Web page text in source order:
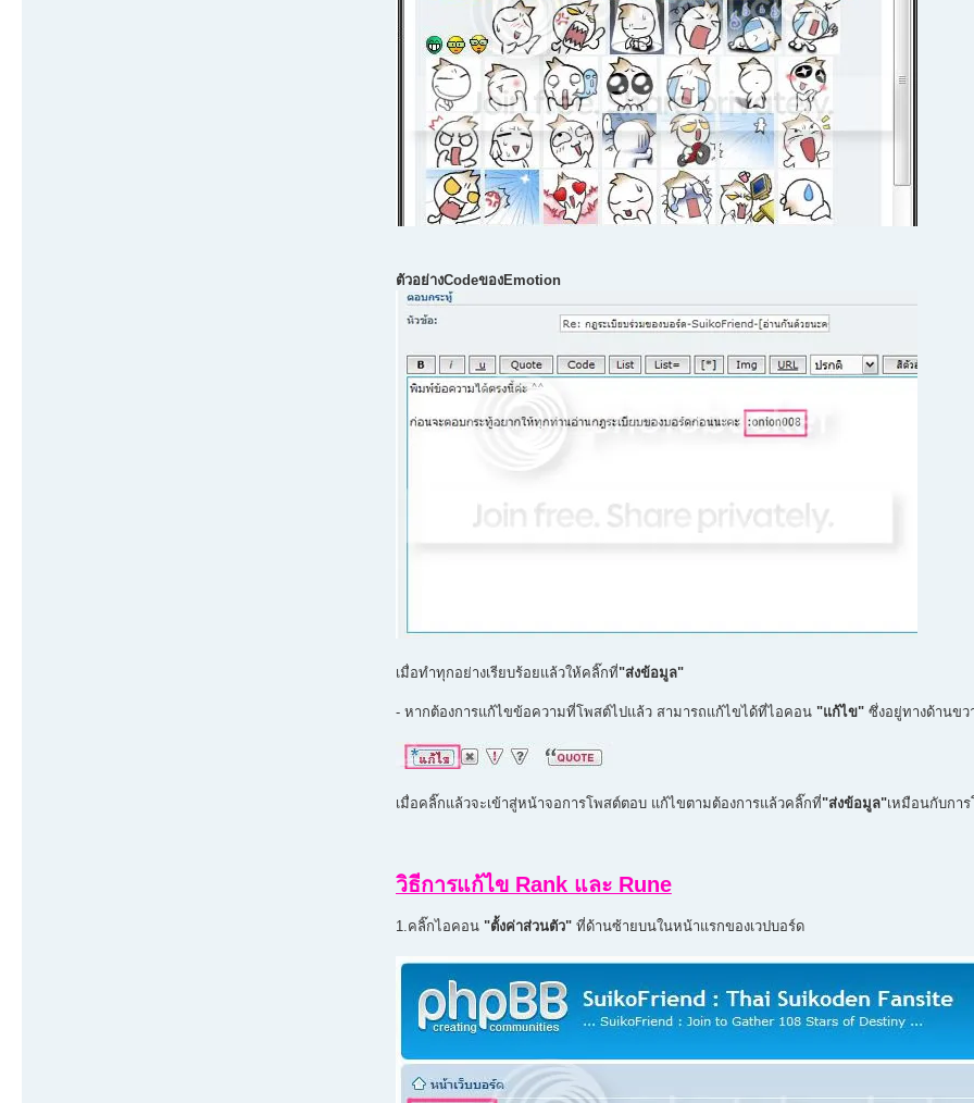
ตัวอย่างCodeของEmotion
เมื่อทำทุกอย่างเรียบร้อยแล้วให้คลิ๊กที่"ส่งข้อมูล"
- หากต้องการแก้ไขข้อความที่โพสต์ไปแล้ว สามารถแก้ไขได้ที่ไอคอน "แก้ไข"ซึ่งอยู่ทางด้านขว
เมื่อคลิ๊กแล้วจะเข้าสู่หน้าจอการโพสต์ตอบ แก้ไขตามต้องการแล้วคลิ๊กที่"ส่งข้อมูล"เหมือนกับกา
วิธีการแก้ไข Rank และ Rune
1.คลิ๊กไอคอน"ตั้งค่าส่วนตัว"ที่ด้านซ้ายบนในหน้าแรกของเวปบอร์ด